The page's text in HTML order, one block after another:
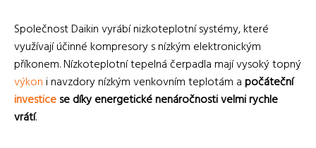
Společnost Daikin vyrábí nizkoteplotní systémy, které
využívají účinné kompresory s nízkým elektronickým
příkonem. Nízkoteplotní tepelná čerpadla mají vysoký topný
výkoni navzdory nízkým venkovním teplotám apočáteční
investicese díky energetické nenáročnosti velmi rychle
vrátí.